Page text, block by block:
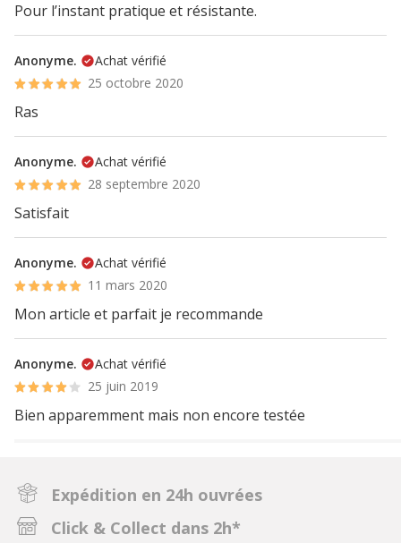
Pour l’instant pratique et résistante.
Anonyme.
Achat vérifié
25 octobre 2020
Ras
Anonyme.
Achat vérifié
28 septembre 2020
Satisfait
Anonyme.
Achat vérifié
11 mars 2020
Mon article et parfait je recommande
Anonyme.
Achat vérifié
25 juin 2019
Bien apparemment mais non encore testée
Expédition en 24h ouvrées
Click & Collect dans 2h*